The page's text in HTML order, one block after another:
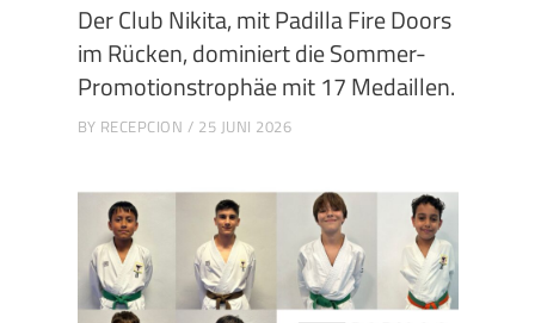
Der Club Nikita, mit Padilla Fire Doors
im Rücken, dominiert die Sommer-
Promotionstrophäe mit 17 Medaillen.
BY RECEPCION 25 JUNI 2026